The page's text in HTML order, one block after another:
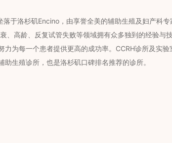
于洛杉矶Encino，由享誉全美的辅助生殖及妇产科专
、高龄、反复试管失败等领域拥有众多独到的经验与
力为每一个患者提供更高的成功率。CCRH诊所及实验
生殖诊所，也是洛杉矶口碑排名推荐的诊所。